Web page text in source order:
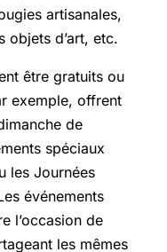
artisanales,
objets d’art, etc.
être gratuits ou
exemple, offrent
de
spéciaux
les Journées
événements
l’occasion de
les mêmes